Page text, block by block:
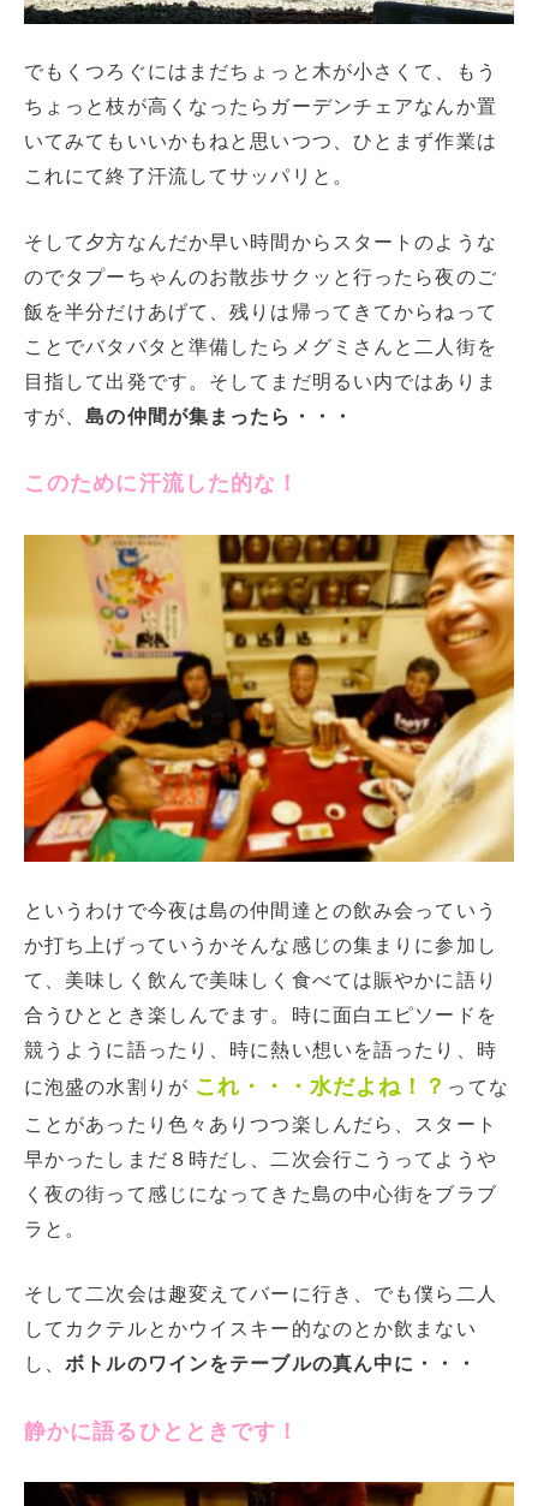
でもくつろぐにはまだちょっと木が小さくて、もう
ちょっと枝が高くなったらガーデンチェアなんか置
いてみてもいいかもねと思いつつ、ひとまず作業は
これにて終了汗流してサッパリと。
そして夕方なんだか早い時間からスタートのような
のでタプーちゃんのお散歩サクッと行ったら夜のご
飯を半分だけあげて、残りは帰ってきてからねって
ことでバタバタと準備したらメグミさんと二人街を
目指して出発です。そしてまだ明るい内ではありま
すが、島の仲間が集まったら・・・
このために汗流した的な！
というわけで今夜は島の仲間達との飲み会っていう
か打ち上げっていうかそんな感じの集まりに参加し
て、美味しく飲んで美味しく食べては賑やかに語り
合うひととき楽しんでます。時に面白エピソードを
競うように語ったり、時に熱い想いを語ったり、時
に泡盛の水割りが これ・・・水だよね！？ ってな
ことがあったり色々ありつつ楽しんだら、スタート
早かったしまだ８時だし、二次会行こうってようや
く夜の街って感じになってきた島の中心街をブラブ
ラと。
そして二次会は趣変えてバーに行き、でも僕ら二人
してカクテルとかウイスキー的なのとか飲まない
し、ボトルのワインをテーブルの真ん中に・・・
静かに語るひとときです！